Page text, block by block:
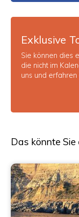
Exklusive
Sie können dies
die nicht im
uns und erfahren
Das könnte